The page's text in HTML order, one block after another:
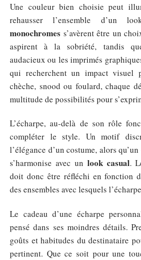
Une couleur bien choisie peut
rehausser l’ensemble d’un
monochromes s’avèrent être un
aspirent à la sobriété, tandis
audacieux ou les imprimés
qui recherchent un impact visuel
chèche, snood ou foulard, chaque
multitude de possibilités pour
L’écharpe, au-delà de son rôle
compléter le style. Un motif
l’élégance d’un costume, alors
s’harmonise avec un look casual.
doit donc être réfléchi en fonction
des ensembles avec lesquels
Le cadeau d’une écharpe
pensé dans ses moindres détails.
goûts et habitudes du destinataire
pertinent. Que ce soit pour une